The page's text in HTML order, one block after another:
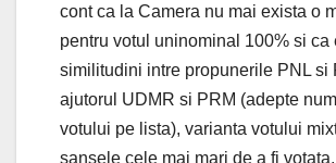
cont ca la Camera nu mai exista o
pentru votul uninominal 100% si ca
similitudini intre propunerile PNL si
ajutorul UDMR si PRM (adepte
votului pe lista), varianta votului
sansele cele mai mari de a fi